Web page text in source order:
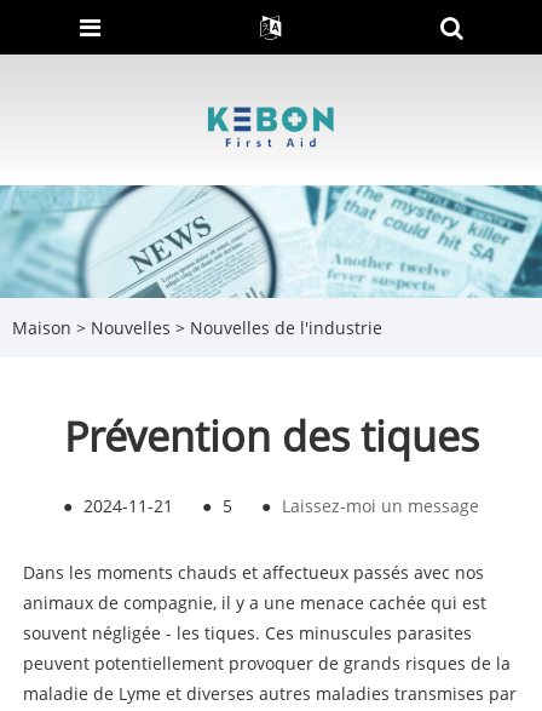
Maison > Nouvelles > Nouvelles de l'industrie
Prévention des tiques
● 2024-11-21 ● 5 ● Laissez-moi un message
Dans les moments chauds et affectueux passés avec nos
animaux de compagnie, il y a une menace cachée qui est
souvent négligée - les tiques. Ces minuscules parasites
peuvent potentiellement provoquer de grands risques de la
maladie de Lyme et diverses autres maladies transmises par